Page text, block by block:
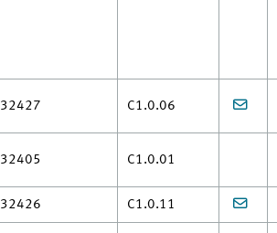
32427 C1.0.06
32405 C1.0.01
32426 C1.0.11